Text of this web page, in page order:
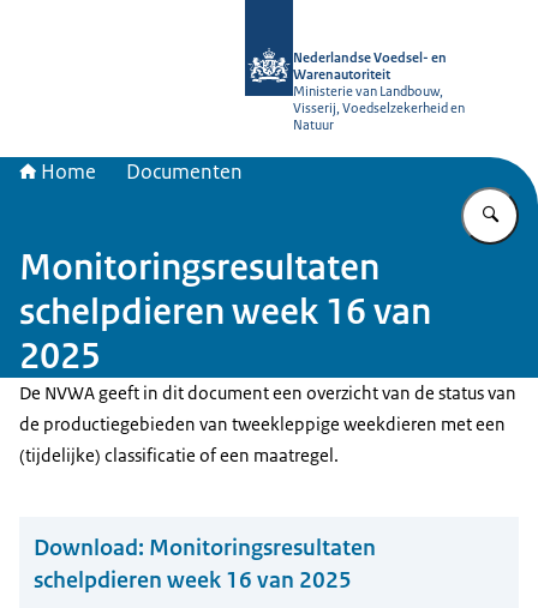
Nederlandse Voedsel- en
Warenautoriteit
Ministerie van Landbouw,
Visserij, Voedselzekerheid en
Natuur
Home Documenten
Monitoringsresultaten
schelpdieren week 16 van
2025
De NVWA geeft in dit document een overzicht van de status van
de productiegebieden van tweekleppige weekdieren met een
(tijdelijke) classificatie of een maatregel.
Download: Monitoringsresultaten
schelpdieren week 16 van 2025